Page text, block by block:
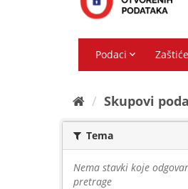
Skupovi
Tema
Nema stavki koje
pretrage